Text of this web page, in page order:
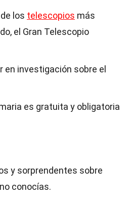
los telescopios más
el Gran Telescopio
en investigación sobre el
es gratuita y obligatoria
y sorprendentes sobre
conocías.